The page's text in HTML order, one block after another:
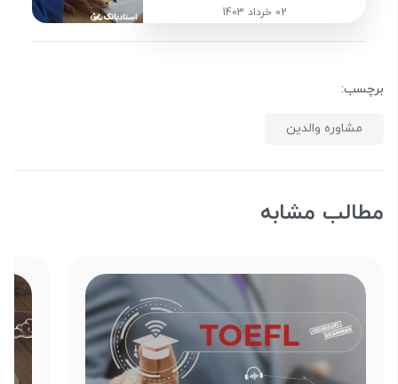
02 خرداد 1403
برچسب:
مشاوره والدین
مطالب مشابه